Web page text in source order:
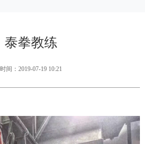
泰拳教练
时间：2019-07-19 10:21